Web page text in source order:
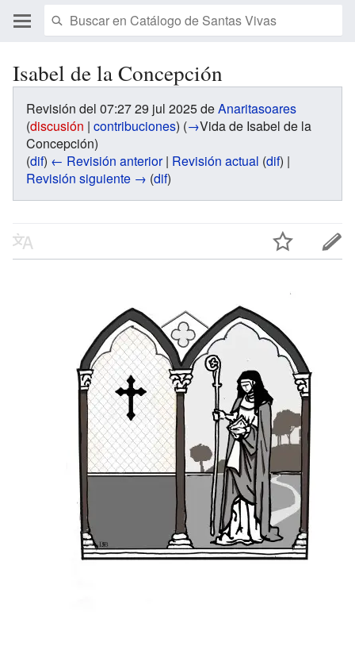
Isabel de la Concepción
Revisión del 07:27 29 jul 2025 deAnaritasoares
(discusión | contribuciones) (→Vida de Isabel de la
Concepción)
(dif) ← Revisión anterior| Revisión actual (dif) |
Revisión siguiente → (dif)